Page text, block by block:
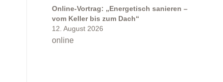
Online-Vortrag: „Energetisch sanieren –
vom Keller bis zum Dach“
12. August 2026
online